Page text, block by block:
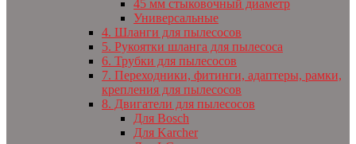
45 мм стыковочный диаметр
Универсальные
4. Шланги для пылесосов
5. Рукоятки шланга для пылесоса
6. Трубки для пылесосов
7. Переходники, фитинги, адаптеры, рамки,
крепления для пылесосов
8. Двигатели для пылесосов
Для Bosch
Для Karcher